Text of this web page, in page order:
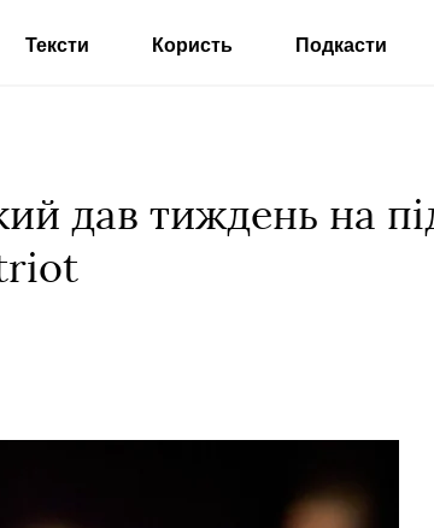
Тексти Користь Подкасти
дав тиждень на